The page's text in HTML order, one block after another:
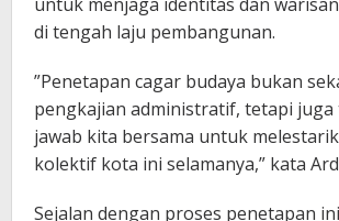
di tengah laju pembangunan.
​”Penetapan cagar budaya bukan
pengkajian administratif, tetapi
jawab kita bersama untuk
kolektif kota ini selamanya,” kata
Sejalan dengan proses penetapan